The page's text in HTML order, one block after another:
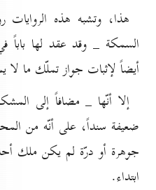
هذا، وتشبه هذه
السمكة _ وقد عقد لها باباً
أيضاً لإثبات جواز تملّك ما لا
إلا أنّها _ مضافاً إلى
ضعيفة سنداً، على أنّه من
جوهرة أو درّة لم يكن ملك
ابتداء.